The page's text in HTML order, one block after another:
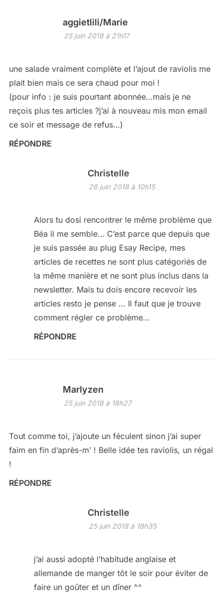
aggietlili/Marie
25 juin 2018 à 21h17
une salade vraiment complète et l’ajout de raviolis me
plait bien mais ce sera chaud pour moi !
(pour info : je suis pourtant abonnée…mais je ne
reçois plus tes articles ?j’ai à nouveau mis mon email
ce soir et message de refus…)
RÉPONDRE
Christelle
26 juin 2018 à 10h15
Alors tu dosi rencontrer le même problème que
Béa il me semble… C’est parce que depuis que
je suis passée au plug Esay Recipe, mes
articles de recettes ne sont plus catégoriés de
la même manière et ne sont plus inclus dans la
newsletter. Mais tu dois encore recevoir les
articles resto je pense … Il faut que je trouve
comment régler ce problème…
RÉPONDRE
Marlyzen
25 juin 2018 à 18h27
Tout comme toi, j’ajoute un féculent sinon j’ai super
faim en fin d’après-m’ ! Belle idée tes raviolis, un régal
!
RÉPONDRE
Christelle
25 juin 2018 à 18h35
j’ai aussi adopté l’habitude anglaise et
allemande de manger tôt le soir pour éviter de
faire un goûter et un dîner ^^